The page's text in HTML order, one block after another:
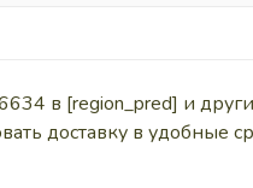
в [region_pred] и
доставку в удобные